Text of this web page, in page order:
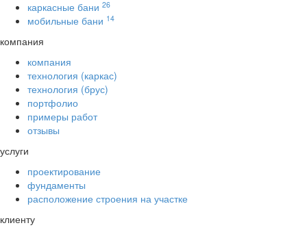
каркасные бани 26
мобильные бани 14
компания
компания
технология (каркас)
технология (брус)
портфолио
примеры работ
отзывы
услуги
проектирование
фундаменты
расположение строения на участке
клиенту